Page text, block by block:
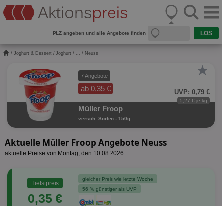
PLZ angeben und alle Angebote finden
/ Joghurt & Dessert / Joghurt / ... / Neuss
7 Angebote
ab 0,35 €
★
UVP: 0,79 €
5,27 € je kg
Müller Froop
versch. Sorten - 150g
Aktuelle Müller Froop Angebote Neuss
aktuelle Preise von Montag, den 10.08.2026
Tiefstpreis
0,35 €
gleicher Preis wie letzte Woche
56 % günstiger als UVP